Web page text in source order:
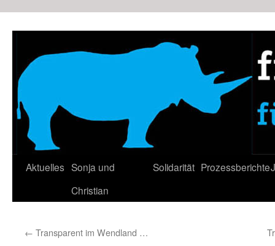
Aktuelles Sonja und
Christian
Solidarität Prozessberichte
← Transparent im Wendland …